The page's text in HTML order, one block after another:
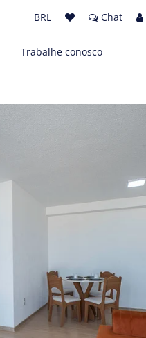
BRL Chat
Trabalhe conosco